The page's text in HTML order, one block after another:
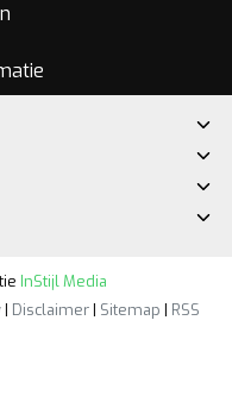
InStijl Media
| Disclaimer| Sitemap | RSS